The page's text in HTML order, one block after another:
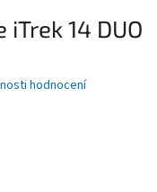
14 DUO
hodnocení